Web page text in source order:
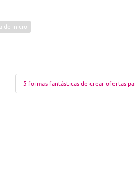
de inicio
5 formas fantásticas de crear ofertas